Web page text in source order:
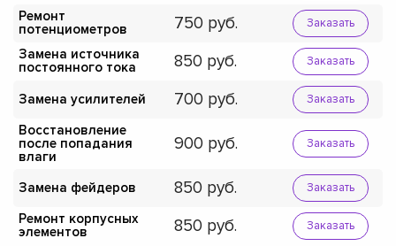
Ремонт
потенциометров
750 Заказать
Замена источника
постоянного тока
850 Заказать
Замена усилителей 700 Заказать
Восстановление
после попадания
влаги
900 Заказать
Замена фейдеров 850 Заказать
Ремонт корпусных
элементов
850 Заказать